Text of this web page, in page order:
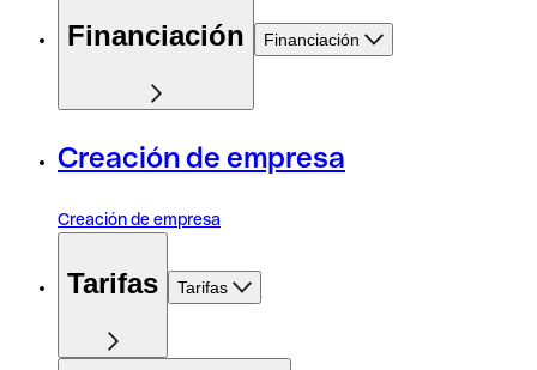
Financiación Financiación
Creación de empresa
Creación de empresa
Tarifas Tarifas